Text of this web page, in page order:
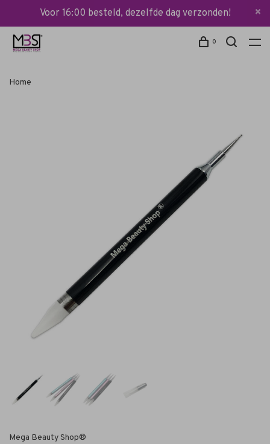
Voor 16:00 besteld, dezelfde dag verzonden!
0
Home
Mega Beauty Shop®